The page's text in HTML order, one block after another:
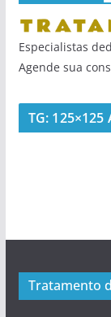
Especialistas
Agende sua
TG: 125×125
Tratamento